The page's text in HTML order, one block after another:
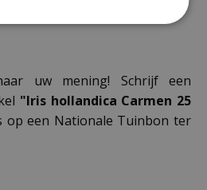
over "Iris hollandica
uw mening! Schrijf een
"Iris hollandica Carmen 25
op een Nationale Tuinbon ter